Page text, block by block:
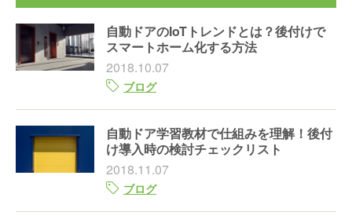
自動ドアのIoTトレンドとは？後付けで
スマートホーム化する方法
2018.10.07
ブログ
自動ドア学習教材で仕組みを理解！後付
け導入時の検討チェックリスト
2018.11.07
ブログ